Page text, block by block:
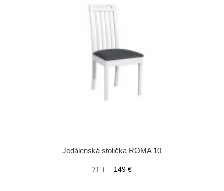
Jedálenská stolička ROMA 10
71 € 149 €